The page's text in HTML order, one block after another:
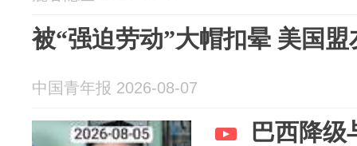
被“强迫劳动”大帽扣晕 美国盟
中国青年报 2026-08-07
巴西降级